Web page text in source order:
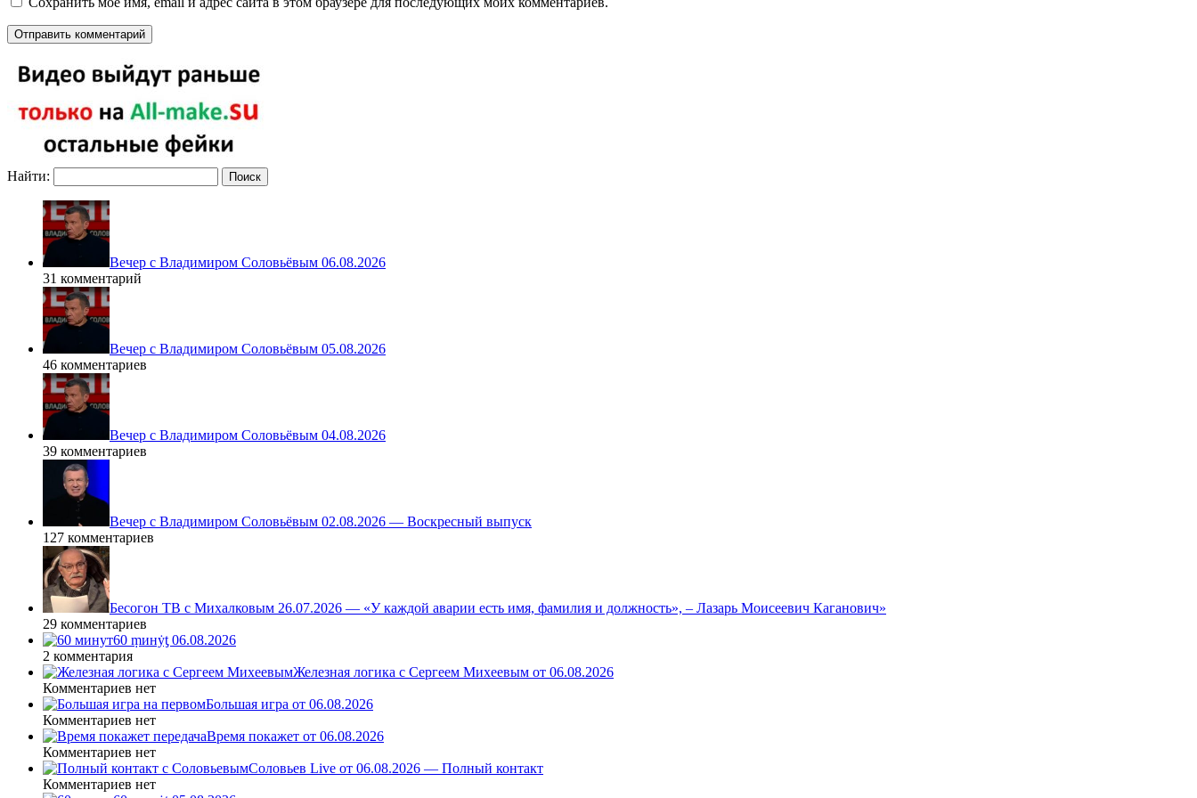
Найти:
Вечер с Владимиром Соловьёвым 06.08.2026
31 комментарий
Вечер с Владимиром Соловьёвым 05.08.2026
46 комментариев
Вечер с Владимиром Соловьёвым 04.08.2026
39 комментариев
Вечер с Владимиром Соловьёвым 02.08.2026 — Воскресный выпуск
127 комментариев
Бесогон ТВ с Михалковым 26.07.2026 — «У каждой аварии есть имя, фамилия и должность», – Лазарь Моисеевич Каганович»
29 комментариев
60 ṃинẏƫ 06.08.2026
2 комментария
Железная логика с Сергеем Михеевым от 06.08.2026
Комментариев нет
Большая игра от 06.08.2026
Комментариев нет
Время покажет от 06.08.2026
Комментариев нет
Соловьев Live от 06.08.2026 — Полный контакт
Комментариев нет